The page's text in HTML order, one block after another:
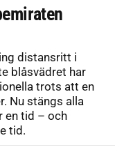
distansritt i
blåsvädret har
trots att en
Nu stängs alla
en tid – och
tid.